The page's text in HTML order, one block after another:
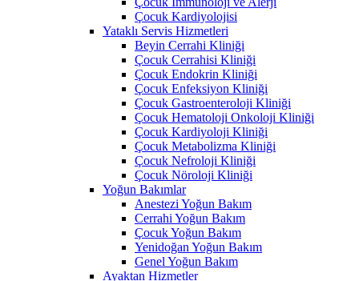
Çocuk Kardiyolojisi
Yataklı Servis Hizmetleri
Beyin Cerrahi Kliniği
Çocuk Cerrahisi Kliniği
Çocuk Endokrin Kliniği
Çocuk Enfeksiyon Kliniği
Çocuk Gastroenteroloji Kliniği
Çocuk Hematoloji Onkoloji Kliniği
Çocuk Kardiyoloji Kliniği
Çocuk Metabolizma Kliniği
Çocuk Nefroloji Kliniği
Çocuk Nöroloji Kliniği
Yoğun Bakımlar
Anestezi Yoğun Bakım
Cerrahi Yoğun Bakım
Çocuk Yoğun Bakım
Yenidoğan Yoğun Bakım
Genel Yoğun Bakım
Ayaktan Hizmetler